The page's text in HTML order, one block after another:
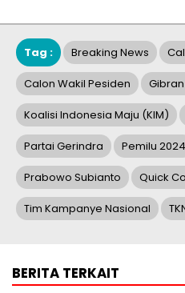
Tag : Breaking News
Calon Wakil Pesiden
Koalisi Indonesia Maju (KIM)
Partai Gerindra Pemilu 2024
Prabowo Subianto Quick
Tim Kampanye Nasional
BERITA TERKAIT